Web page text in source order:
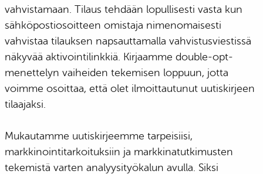
vahvistamaan. Tilaus tehdään lopullisesti vasta kun
sähköpostiosoitteen omistaja nimenomaisesti
vahvistaa tilauksen napsauttamalla vahvistusviestissä
näkyvää aktivointilinkkiä. Kirjaamme double-opt-
menettelyn vaiheiden tekemisen loppuun, jotta
voimme osoittaa, että olet ilmoittautunut uutiskirjeen
tilaajaksi.
Mukautamme uutiskirjeemme tarpeisiisi,
markkinointitarkoituksiin ja markkinatutkimusten
tekemistä varten analyysityökalun avulla. Siksi